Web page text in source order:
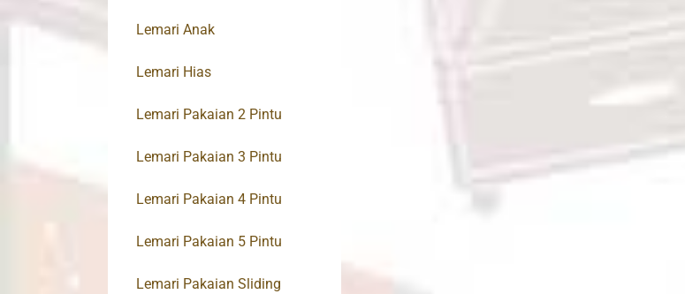
Lemari Anak
Lemari Hias
Lemari Pakaian 2 Pintu
Lemari Pakaian 3 Pintu
Lemari Pakaian 4 Pintu
Lemari Pakaian 5 Pintu
Lemari Pakaian Sliding